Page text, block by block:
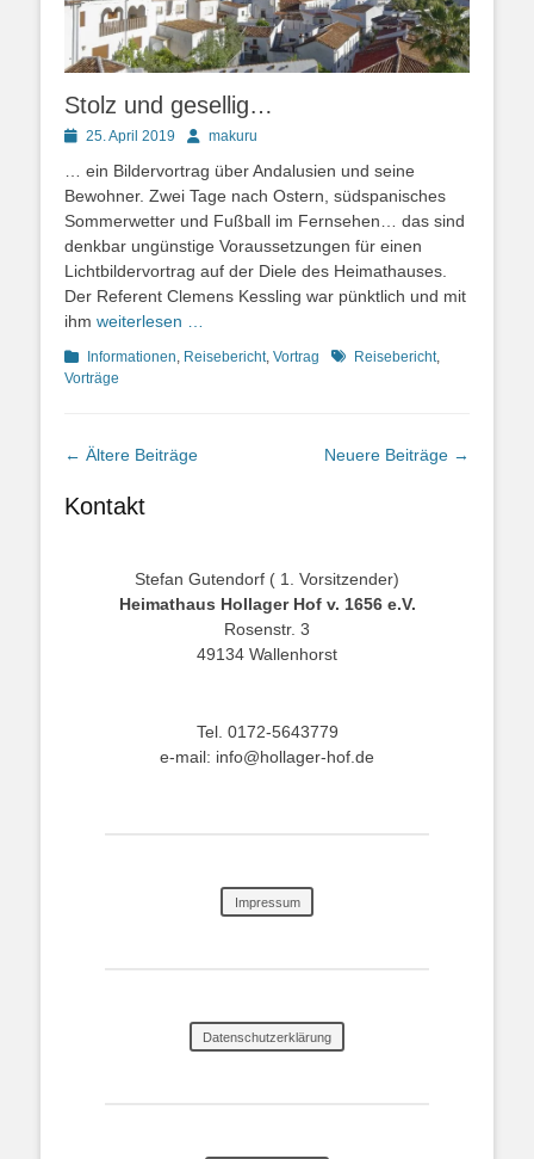
Stolz und gesellig…
Posted25. April 2019 Autormakuru
… ein Bildervortrag über Andalusien und seine
Bewohner. Zwei Tage nach Ostern, südspanisches
Sommerwetter und Fußball im Fernsehen… das sind
denkbar ungünstige Voraussetzungen für einen
Lichtbildervortrag auf der Diele des Heimathauses.
Der Referent Clemens Kessling war pünktlich und mit
ihm weiterlesen …
Kategorien
Informationen, Reisebericht, Vortrag Schlagworte
Reisebericht,
Vorträge
Beitragsnavigation
← Ältere Beiträge Neuere Beiträge →
Kontakt
Stefan Gutendorf ( 1. Vorsitzender)
Heimathaus Hollager Hof v. 1656 e.V.
Rosenstr. 3
49134 Wallenhorst
Tel. 0172-5643779
e-mail: info@hollager-hof.de
Impressum
Datenschutzerklärung